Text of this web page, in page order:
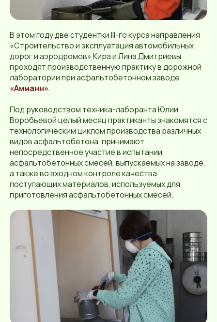
В этом году две студентки III-го курса направления
«Строительство и эксплуатация автомобильных
дорог и аэродромов» Кира и Лина Дмитриевы
проходят производственную практику в дорожной
лаборатории при асфальтобетонном заводе
«Амманн».
Под руководством техника-лаборанта Юлии
Воробьевой целый месяц практиканты знакомятся с
технологическим циклом производства различных
видов асфальтобетона, принимают
непосредственное участие в испытании
асфальтобетонных смесей, выпускаемых на заводе,
а также во входном контроле качества
поступающих материалов, используемых для
приготовления асфальтобетонных смесей.